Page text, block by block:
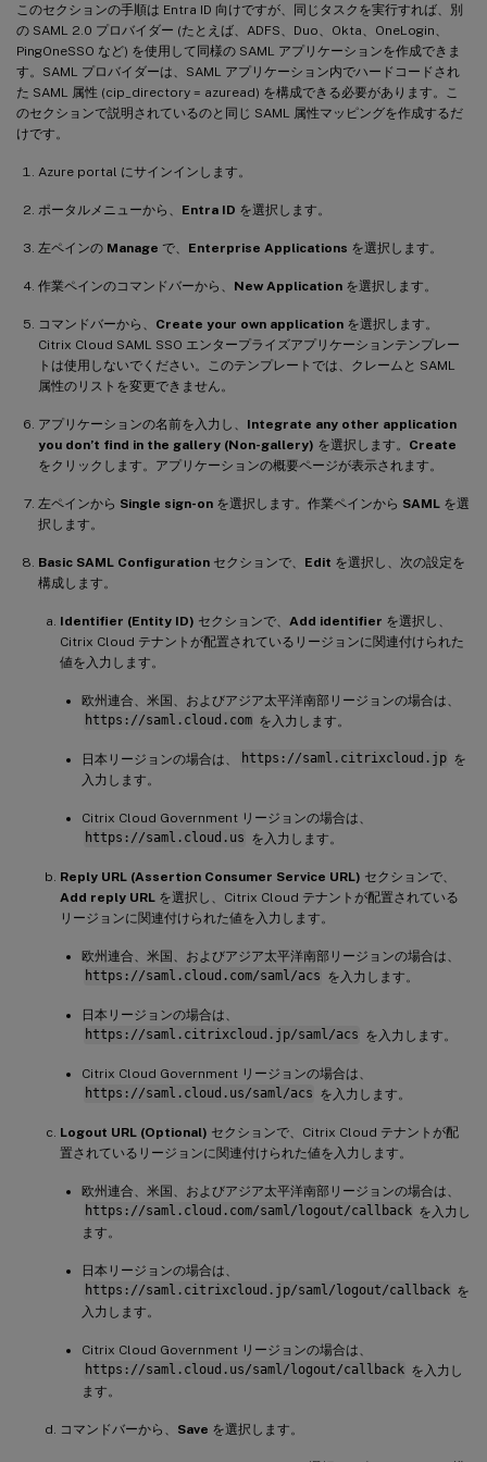
このセクションの手順は Entra ID 向けですが、同じタスクを実行すれば、別
の SAML 2.0 プロバイダー (たとえば、ADFS、Duo、Okta、OneLogin、
PingOneSSO など) を使用して同様の SAML アプリケーションを作成できま
す。SAML プロバイダーは、SAML アプリケーション内でハードコードされ
た SAML 属性 (cip_directory = azuread) を構成できる必要があります。こ
のセクションで説明されているのと同じ SAML 属性マッピングを作成するだ
けです。
Azure portal にサインインします。
ポータルメニューから、 Entra ID を選択します。
左ペインの Manage で、 Enterprise Applications を選択します。
作業ペインのコマンドバーから、 New Application を選択します。
コマンドバーから、 Create your own application を選択します。
Citrix Cloud SAML SSO エンタープライズアプリケーションテンプレー
トは使用しないでください。このテンプレートでは、クレームと SAML
属性のリストを変更できません。
アプリケーションの名前を入力し、 Integrate any other application
you don’t find in the gallery (Non-gallery) を選択します。 Create
をクリックします。アプリケーションの概要ページが表示されます。
左ペインから Single sign-on を選択します。作業ペインから SAML を選
択します。
Basic SAML Configuration セクションで、 Edit を選択し、次の設定を
構成します。
Identifier (Entity ID) セクションで、 Add identifier を選択し、
Citrix Cloud テナントが配置されているリージョンに関連付けられた
値を入力します。
欧州連合、米国、およびアジア太平洋南部リージョンの場合は、
https://saml.cloud.com を入力します。
日本リージョンの場合は、 https://saml.citrixcloud.jp を
入力します。
Citrix Cloud Government リージョンの場合は、
https://saml.cloud.us を入力します。
Reply URL (Assertion Consumer Service URL) セクションで、
Add reply URL を選択し、Citrix Cloud テナントが配置されている
リージョンに関連付けられた値を入力します。
欧州連合、米国、およびアジア太平洋南部リージョンの場合は、
https://saml.cloud.com/saml/acs を入力します。
日本リージョンの場合は、
https://saml.citrixcloud.jp/saml/acs を入力します。
Citrix Cloud Government リージョンの場合は、
https://saml.cloud.us/saml/acs を入力します。
Logout URL (Optional) セクションで、Citrix Cloud テナントが配
置されているリージョンに関連付けられた値を入力します。
欧州連合、米国、およびアジア太平洋南部リージョンの場合は、
https://saml.cloud.com/saml/logout/callback を入力し
ます。
日本リージョンの場合は、
https://saml.citrixcloud.jp/saml/logout/callback を
入力します。
Citrix Cloud Government リージョンの場合は、
https://saml.cloud.us/saml/logout/callback を入力し
ます。
コマンドバーから、 Save を選択します。